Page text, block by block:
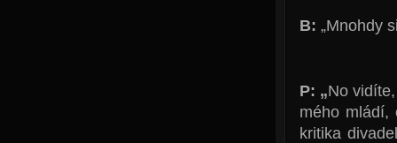
B: „Mnohdy
P: „No
mého mládí,
kritika